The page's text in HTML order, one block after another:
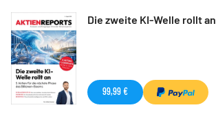
Die zweite KI-Welle rollt an
99,99 €